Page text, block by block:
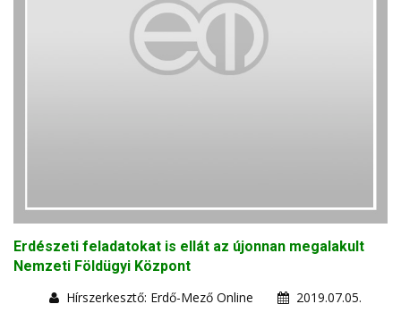
Erdészeti feladatokat is ellát az újonnan megalakult
Nemzeti Földügyi Központ
Hírszerkesztő: Erdő-Mező Online
2019.07.05.